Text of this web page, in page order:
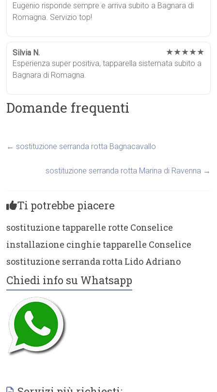
Eugenio risponde sempre e arriva subito a Bagnara di
Romagna. Servizio top!
Silvia N. ★★★★★
Esperienza super positiva, tapparella sistemata subito a
Bagnara di Romagna.
Domande frequenti
← sostituzione serranda rotta Bagnacavallo
sostituzione serranda rotta Marina di Ravenna →
Ti potrebbe piacere
sostituzione tapparelle rotte Conselice
installazione cinghie tapparelle Conselice
sostituzione serranda rotta Lido Adriano
Chiedi info su Whatsapp